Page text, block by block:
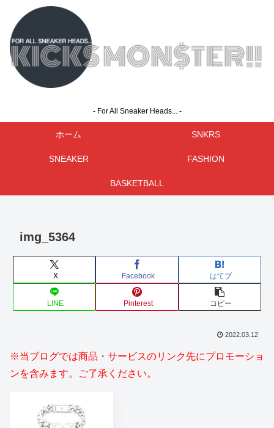
- For All Sneaker Heads... -
ホーム SNKRS
SNEAKER FASHION
BASKETBALL
img_5364
X Facebook はてブ
LINE Pinterest コピー
2022.03.12
※当ブログでは商品・サービスのリンク先にプロモーショ
ンを含みます。ご了承ください。